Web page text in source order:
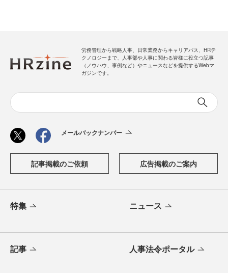
労務管理から戦略人事、日常業務からキャリアパス、HRテ
クノロジーまで、人事部や人事に関わる皆様に役立つ記事
（ノウハウ、事例など）やニュースなどを提供するWebマ
ガジンです。
メールバックナンバー
記事掲載のご依頼 広告掲載のご案内
特集 ニュース
記事 人事法令ポータル